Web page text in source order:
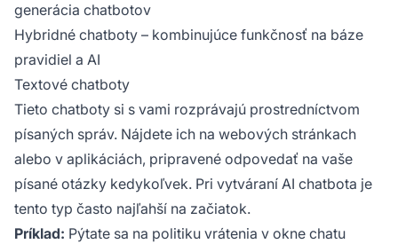
generácia chatbotov
Hybridné chatboty – kombinujúce funkčnosť na báze
pravidiel a AI
Textové chatboty
Tieto chatboty si s vami rozprávajú prostredníctvom
písaných správ. Nájdete ich na webových stránkach
alebo v aplikáciách, pripravené odpovedať na vaše
písané otázky kedykoľvek. Pri vytváraní AI chatbota je
tento typ často najľahší na začiatok.
Príklad: Pýtate sa na politiku vrátenia v okne chatu